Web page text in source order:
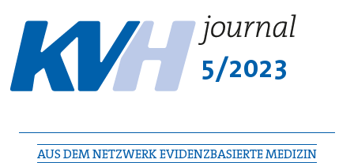
5/2023
AUS DEM NETZWERK EVIDENZBASIERTE MEDIZIN